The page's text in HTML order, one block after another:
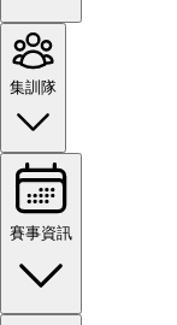
集訓隊
賽事資訊